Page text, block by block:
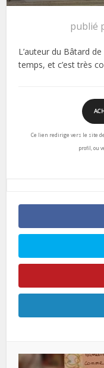
publié
L’auteur du Bâtard
temps, et c’est très
Ce lien redirige vers le site
profil, ou